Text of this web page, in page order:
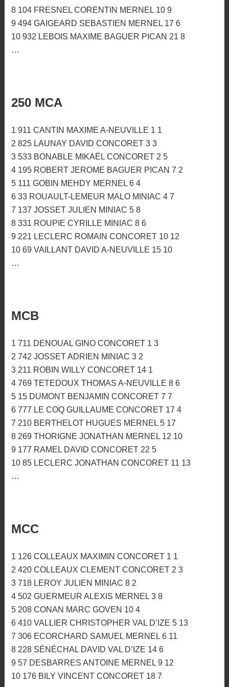
8 104 FRESNEL CORENTIN MERNEL 10 9
9 494 GAIGEARD SEBASTIEN MERNEL 17 6
10 932 LEBOIS MAXIME BAGUER PICAN 21 8
…
250 MCA
1 911 CANTIN MAXIME A-NEUVILLE 1 1
2 825 LAUNAY DAVID CONCORET 3 3
3 533 BONABLE MIKAËL CONCORET 2 5
4 195 ROBERT JEROME BAGUER PICAN 7 2
5 111 GOBIN MEHDY MERNEL 6 4
6 33 ROUAULT-LEMEUR MALO MINIAC 4 7
7 137 JOSSET JULIEN MINIAC 5 8
8 331 ROUPIE CYRILLE MINIAC 8 6
9 221 LECLERC ROMAIN CONCORET 10 12
10 69 VAILLANT DAVID A-NEUVILLE 15 10
…
MCB
1 711 DENOUAL GINO CONCORET 1 3
2 742 JOSSET ADRIEN MINIAC 3 2
3 211 ROBIN WILLY CONCORET 14 1
4 769 TETEDOUX THOMAS A-NEUVILLE 8 6
5 15 DUMONT BENJAMIN CONCORET 7 7
6 777 LE COQ GUILLAUME CONCORET 17 4
7 210 BERTHELOT HUGUES MERNEL 5 17
8 269 THORIGNE JONATHAN MERNEL 12 10
9 177 RAMEL DAVID CONCORET 22 5
10 85 LECLERC JONATHAN CONCORET 11 13
…
MCC
1 126 COLLEAUX MAXIMIN CONCORET 1 1
2 420 COLLEAUX CLEMENT CONCORET 2 3
3 718 LEROY JULIEN MINIAC 8 2
4 502 GUERMEUR ALEXIS MERNEL 3 8
5 208 CONAN MARC GOVEN 10 4
6 410 VALLIER CHRISTOPHER VAL D’IZE 5 13
7 306 ECORCHARD SAMUEL MERNEL 6 11
8 228 SÉNÉCHAL DAVID VAL D’IZE 14 6
9 57 DESBARRES ANTOINE MERNEL 9 12
10 176 BILY VINCENT CONCORET 18 7